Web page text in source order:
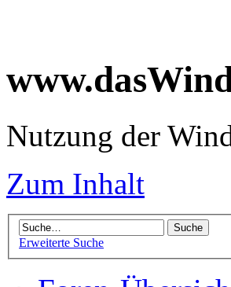
Nutzung der
Zum Inhalt
Erweiterte Suche